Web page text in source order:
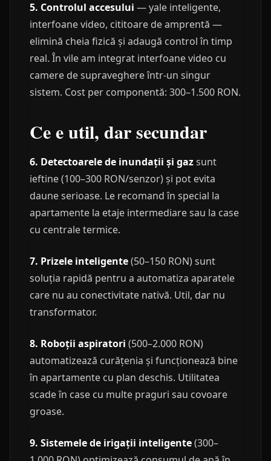
5. Controlul accesului — yale inteligente,
interfoane video, cititoare de amprentă —
elimină cheia fizică și adaugă control în timp
real. În vile am integrat interfoane video cu
camere de supraveghere într-un singur
sistem. Cost per componentă: 300–1.500 RON.
Ce e util, dar secundar
6. Detectoarele de inundații și gazsunt
ieftine (100–300 RON/senzor) și pot evita
daune serioase. Le recomand în special la
apartamente la etaje intermediare sau la case
cu centrale termice.
7. Prizele inteligente(50–150 RON) sunt
soluția rapidă pentru a automatiza aparatele
care nu au conectivitate nativă. Util, dar nu
transformator.
8. Roboții aspiratori (500–2.000 RON)
automatizează curățenia și funcționează bine
în apartamente cu plan deschis. Utilitatea
scade în case cu multe praguri sau covoare
groase.
9. Sistemele de irigații inteligente(300–